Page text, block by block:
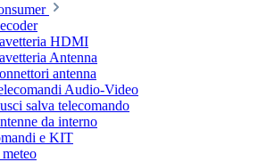
HDMI
Antenna
antenna
Audio-Video
salva telecomando
da interno
e KIT